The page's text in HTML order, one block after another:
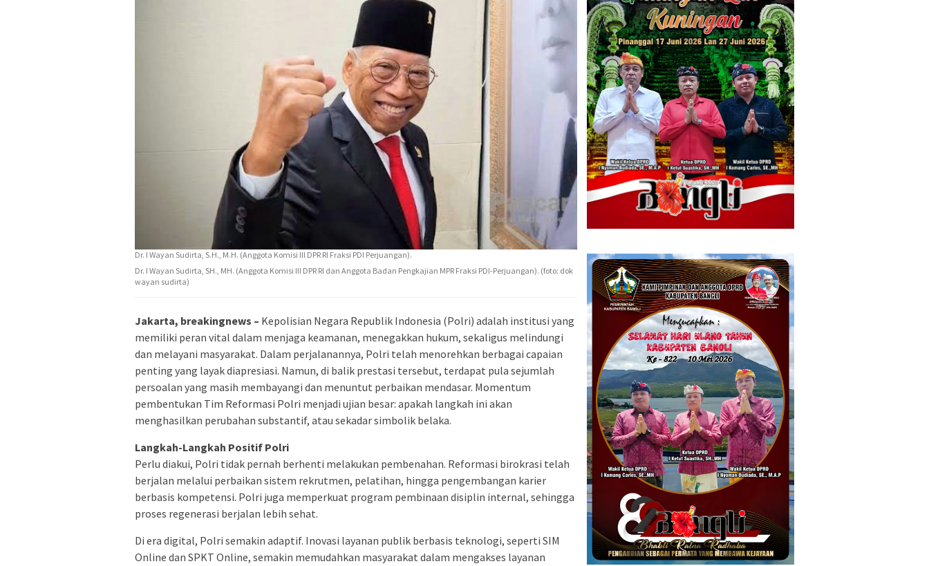
Dr. I Wayan Sudirta, S.H., M.H. (Anggota Komisi III DPR RI Fraksi PDI Perjuangan).
Dr. I Wayan Sudirta, SH., MH. (Anggota Komisi III DPR RI dan Anggota Badan Pengkajian MPR Fraksi PDI-Perjuangan). (foto: dok
wayan sudirta)
Jakarta, breakingnews – Kepolisian Negara Republik Indonesia (Polri) adalah institusi yang
memiliki peran vital dalam menjaga keamanan, menegakkan hukum, sekaligus melindungi
dan melayani masyarakat. Dalam perjalanannya, Polri telah menorehkan berbagai capaian
penting yang layak diapresiasi. Namun, di balik prestasi tersebut, terdapat pula sejumlah
persoalan yang masih membayangi dan menuntut perbaikan mendasar. Momentum
pembentukan Tim Reformasi Polri menjadi ujian besar: apakah langkah ini akan
menghasilkan perubahan substantif, atau sekadar simbolik belaka.
Langkah-Langkah Positif Polri
Perlu diakui, Polri tidak pernah berhenti melakukan pembenahan. Reformasi birokrasi telah
berjalan melalui perbaikan sistem rekrutmen, pelatihan, hingga pengembangan karier
berbasis kompetensi. Polri juga memperkuat program pembinaan disiplin internal, sehingga
proses regenerasi berjalan lebih sehat.
Di era digital, Polri semakin adaptif. Inovasi layanan publik berbasis teknologi, seperti SIM
Online dan SPKT Online, semakin memudahkan masyarakat dalam mengakses layanan